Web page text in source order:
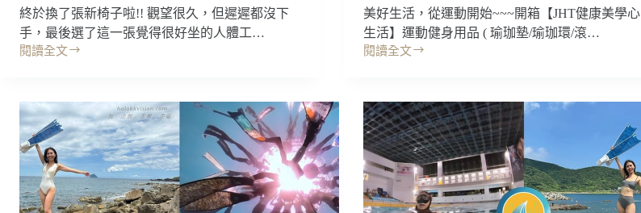
腦
解
謎，
只
顆
勇
敢
的
心
來
離
子
淨
立
體
送
風!
細
膩
柔
終於換了張新椅子啦!! 觀望很久，但遲遲都沒下
手，最後選了這一張覺得很好坐的人體工…
閱讀全文
開
YOKA
佑
客
家
具
※
工
美好生活，從運動開始~~~開箱【JHT健康美學心
生活】運動健身用品 ( 瑜珈墊/瑜珈環/滾…
閱讀全文
開
JHT
運
動
健
身
瑜
珈